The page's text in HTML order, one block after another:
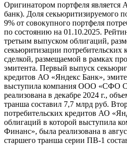
Оригинатором портфеля является
банк). Доля секьюритизируемого
9% от совокупного портфеля
по состоянию на 01.10.2025.
третьим выпуском облигаций,
секьюритизации потребительских
сделкой, размещаемой в рамках
эмитента. Первый выпуск
кредитов АО «Яндекс Банк»,
выступила компания ООО «СФО
реализована в декабре 2024 г.,
транша составил 7,7 млрд руб.
потребительских кредитов АО
облигаций в которой
Финанс», была реализована в
старшего транша серии ПВ-1